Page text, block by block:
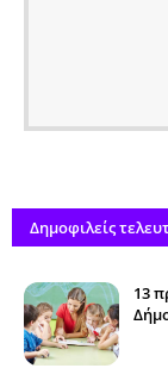
Δημοφιλείς
13